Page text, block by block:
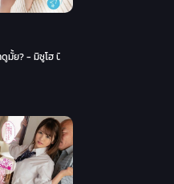
มั้ย? - มิซูโฮ นิตตะ